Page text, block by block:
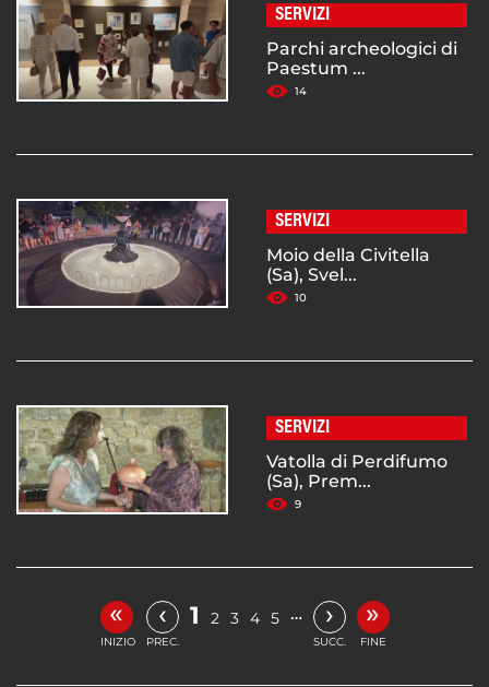
SERVIZI
Parchi archeologici di
Paestum ...
14
SERVIZI
Moio della Civitella
(Sa), Svel...
10
SERVIZI
Vatolla di Perdifumo
(Sa), Prem...
9
«
INIZIO
‹
PREC.
1 2 3 4 5 … ›
SUCC.
»
FINE